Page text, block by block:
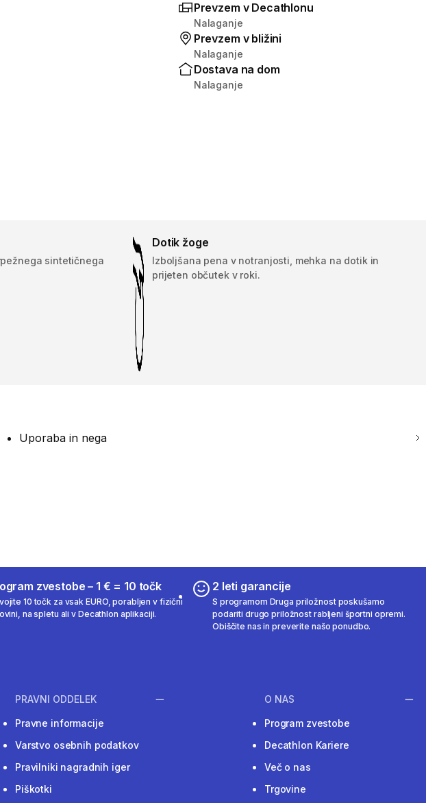
Prevzem v Decathlonu
Nalaganje
Prevzem v bližini
Nalaganje
Dostava na dom
Nalaganje
sintetičnega
Dotik žoge
Izboljšana pena v notranjosti, mehka na dotik in
prijeten občutek v roki.
Uporaba in nega
zvestobe – 1 € = 10 točk
10 točk za vsak EURO, porabljen v fizični
na spletu ali v Decathlon aplikaciji.
2 leti garancije
S programom Druga priložnost poskušamo
podariti drugo priložnost rabljeni športni opremi.
Obiščite nas in preverite našo ponudbo.
PRAVNI ODDELEK
Pravne informacije
Varstvo osebnih podatkov
Pravilniki nagradnih iger
Piškotki
O NAS
Program zvestobe
Decathlon Kariere
Več o nas
Trgovine